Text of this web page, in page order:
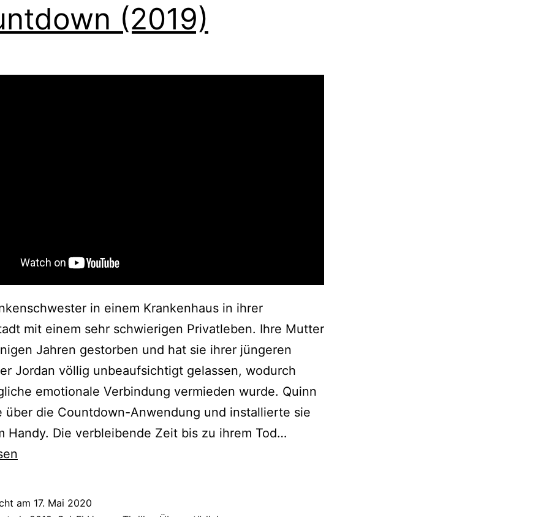
(2019)
in einem Krankenhaus in ihrer
mit einem sehr schwierigen Privatleben. Ihre Mutter
Jahren gestorben und hat sie ihrer jüngeren
Jordan völlig unbeaufsichtigt gelassen, wodurch
emotionale Verbindung vermieden wurde. Quinn
über die Countdown-Anwendung und installierte sie
Handy. Die verbleibende Zeit bis zu ihrem Tod…
am 17. Mai 2020